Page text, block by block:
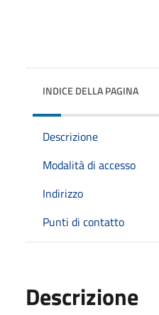
INDICE DELLA PAGINA
Descrizione
Modalità di accesso
Indirizzo
Punti di contatto
Descrizione